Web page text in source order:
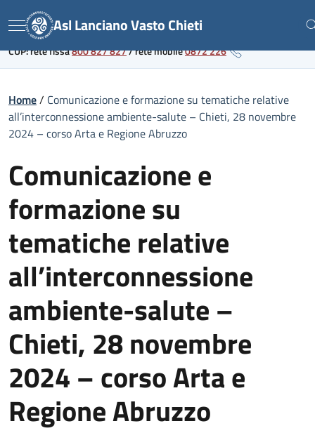
to
content
Link al portale sanitario regionale
Menu Asl Lanciano Vasto Chieti
CUP: rete fissa800 827 827/rete mobile0872 226
Home/ Comunicazione e formazione su tematiche relative
all’interconnessione ambiente-salute – Chieti, 28 novembre
2024 – corso Arta e Regione Abruzzo
Comunicazione e
formazione su
tematiche relative
all’interconnessione
ambiente-salute –
Chieti, 28 novembre
2024 – corso Arta e
Regione Abruzzo